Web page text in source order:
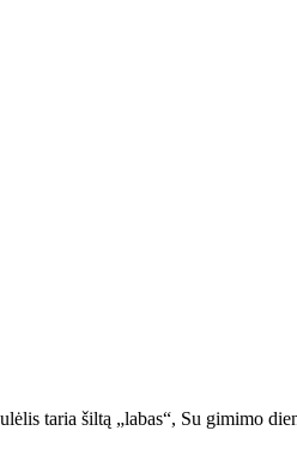
taria šiltą „labas“, Su gimimo